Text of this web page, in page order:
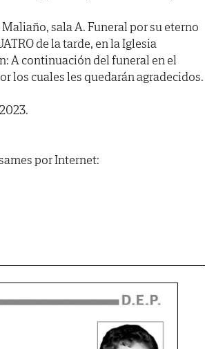
sala A. Funeral por su eterno
de la tarde, en la Iglesia
A continuación del funeral en el
los cuales les quedarán agradecidos.
por Internet: